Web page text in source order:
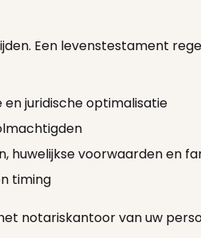
Een levenstestament
juridische optimalisatie
huwelijkse voorwaarden en
timing
notariskantoor van uw